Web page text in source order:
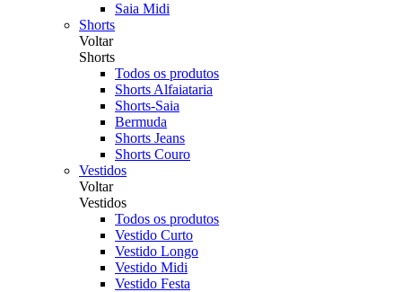
Saia Midi
Shorts
Voltar
Shorts
Todos os produtos
Shorts Alfaiataria
Shorts-Saia
Bermuda
Shorts Jeans
Shorts Couro
Vestidos
Voltar
Vestidos
Todos os produtos
Vestido Curto
Vestido Longo
Vestido Midi
Vestido Festa